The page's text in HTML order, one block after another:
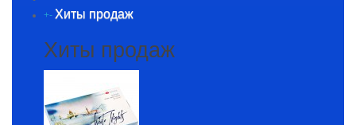
+- Хиты продаж
Хиты продаж